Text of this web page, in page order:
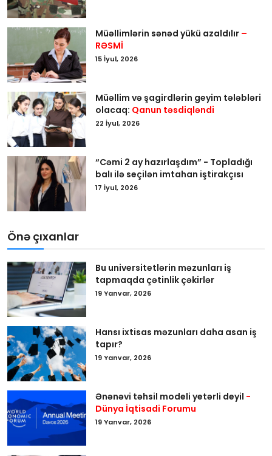
Müəllimlərin sənəd yükü azaldılır –
RƏSMİ
15 İyul, 2026
Müəllim və şagirdlərin geyim tələbləri
olacaq: Qanun təsdiqləndi
22 İyul, 2026
“Cəmi 2 ay hazırlaşdım” - Topladığı
balı ilə seçilən imtahan iştirakçısı
17 İyul, 2026
Önə çıxanlar
Bu universitetlərin məzunları iş
tapmaqda çətinlik çəkirlər
19 Yanvar, 2026
Hansı ixtisas məzunları daha asan iş
tapır?
19 Yanvar, 2026
Ənənəvi təhsil modeli yetərli deyil -
Dünya İqtisadi Forumu
19 Yanvar, 2026